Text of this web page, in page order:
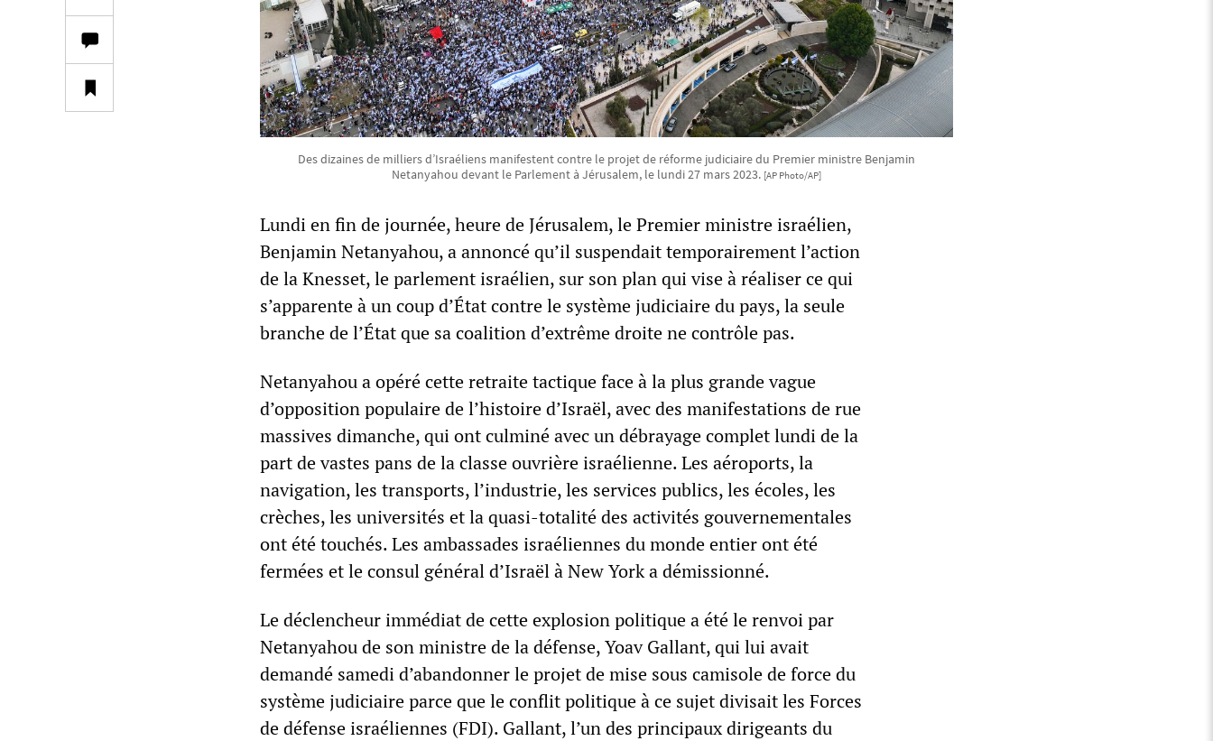
Des dizaines de milliers d’Israéliens manifestent contre le projet de réforme judiciaire du Premier ministre Benjamin
Netanyahou devant le Parlement à Jérusalem, le lundi 27 mars 2023. [AP Photo/AP]
Lundi en fin de journée, heure de Jérusalem, le Premier ministre israélien,
Benjamin Netanyahou, a annoncé qu’il suspendait temporairement l’action
de la Knesset, le parlement israélien, sur son plan qui vise à réaliser ce qui
s’apparente à un coup d’État contre le système judiciaire du pays, la seule
branche de l’État que sa coalition d’extrême droite ne contrôle pas.
Netanyahou a opéré cette retraite tactique face à la plus grande vague
d’opposition populaire de l’histoire d’Israël, avec des manifestations de rue
massives dimanche, qui ont culminé avec un débrayage complet lundi de la
part de vastes pans de la classe ouvrière israélienne. Les aéroports, la
navigation, les transports, l’industrie, les services publics, les écoles, les
crèches, les universités et la quasi-totalité des activités gouvernementales
ont été touchés. Les ambassades israéliennes du monde entier ont été
fermées et le consul général d’Israël à New York a démissionné.
Le déclencheur immédiat de cette explosion politique a été le renvoi par
Netanyahou de son ministre de la défense, Yoav Gallant, qui lui avait
demandé samedi d’abandonner le projet de mise sous camisole de force du
système judiciaire parce que le conflit politique à ce sujet divisait les Forces
de défense israéliennes (FDI). Gallant, l’un des principaux dirigeants du